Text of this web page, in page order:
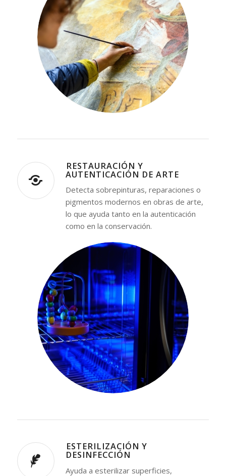
⁠RESTAURACIÓN Y
AUTENTICACIÓN DE ARTE
Detecta sobrepinturas, reparaciones o
pigmentos modernos en obras de arte,
lo que ayuda tanto en la autenticación
como en la conservación.
⁠ESTERILIZACIÓN Y
DESINFECCIÓN
Ayuda a esterilizar superficies,